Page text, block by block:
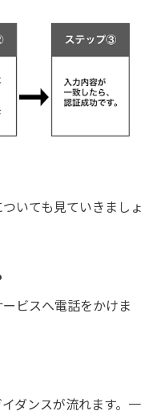
いても見ていきましょ
ビスへ電話をかけま
ダンスが流れます。一